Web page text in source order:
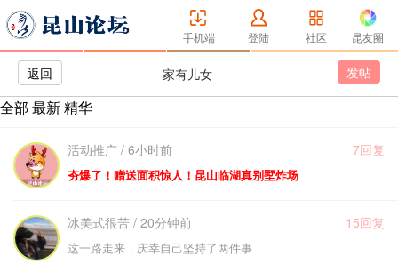
手机端 登陆 社区 昆友圈
返回 家有儿女 发帖
全部 最新精华
活动推广 / 6小时前 7回复
夯爆了！赠送面积惊人！昆山临湖真别墅炸场
冰美式很苦 / 20分钟前 15回复
这一路走来，庆幸自己坚持了两件事